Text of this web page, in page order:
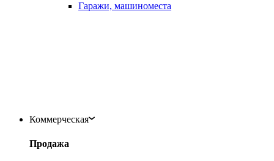
Гаражи, машиноместа
Коммерческая
Продажа